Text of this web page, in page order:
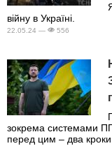
війну в Україні.
22.05.24 — 556
зокрема системами
перед цим – два кроки